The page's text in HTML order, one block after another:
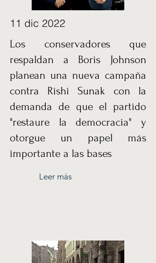
11 dic 2022
Los conservadores que
respaldan a Boris Johnson
planean una nueva campaña
contra Rishi Sunak con la
demanda de que el partido
"restaure la democracia" y
otorgue un papel más
importante a las bases
Leer más